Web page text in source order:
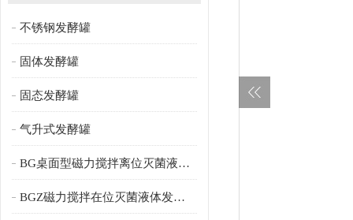
不锈钢发酵罐
固体发酵罐
固态发酵罐
气升式发酵罐
BG桌面型磁力搅拌离位灭菌液体发酵罐
BGZ磁力搅拌在位灭菌液体发酵罐